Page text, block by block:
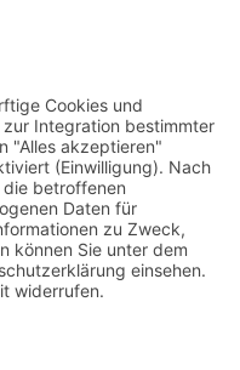
Ludger
Wäldern des
TOUR? Die